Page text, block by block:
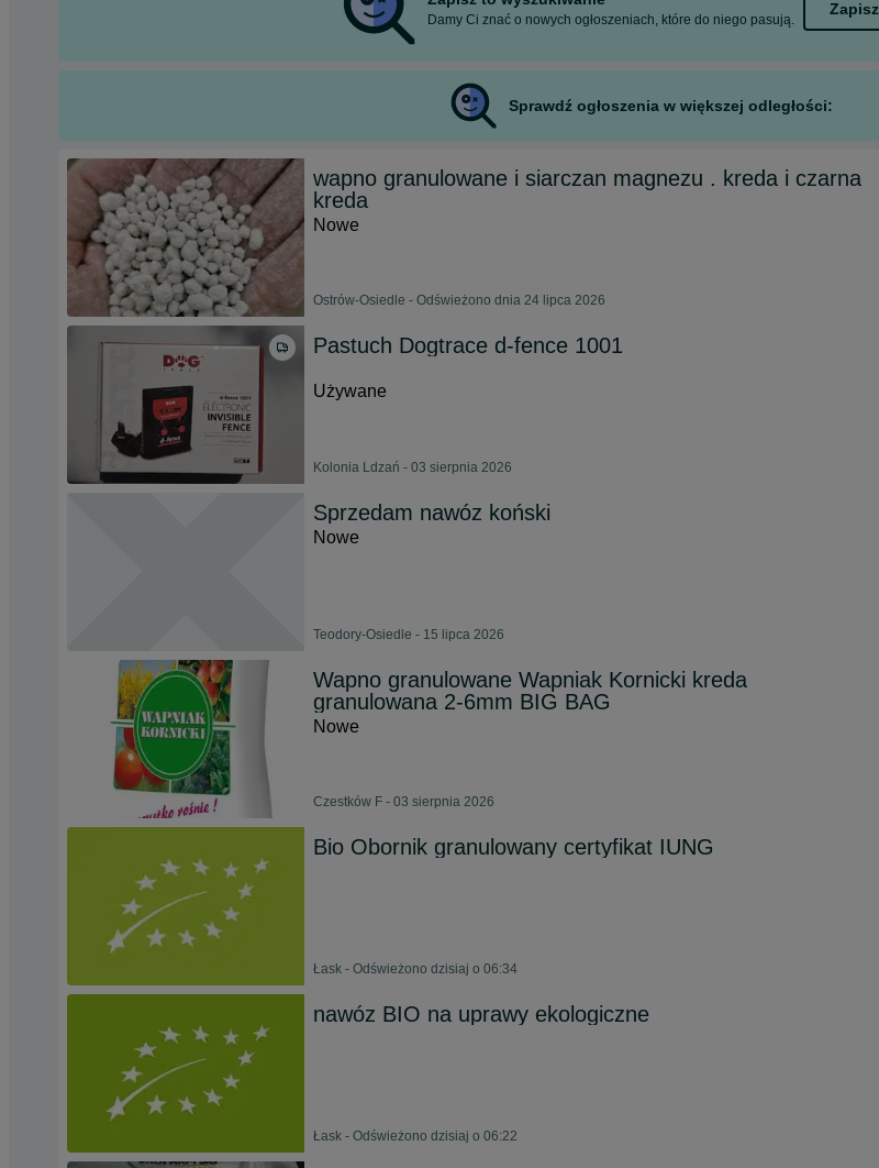
Damy Ci znać o nowych ogłoszeniach, które do niego pasują.
Zapisz
Sprawdź ogłoszenia w większej odległości:
wapno granulowane i siarczan magnezu . kreda i czarna
kreda
Nowe
Ostrów-Osiedle - Odświeżono dnia 24 lipca 2026
Pastuch Dogtrace d-fence 1001
Używane
Kolonia Ldzań - 03 sierpnia 2026
Sprzedam nawóz koński
Nowe
Teodory-Osiedle - 15 lipca 2026
Wapno granulowane Wapniak Kornicki kreda
granulowana 2-6mm BIG BAG
Nowe
Czestków F - 03 sierpnia 2026
Bio Obornik granulowany certyfikat IUNG
Łask - Odświeżono dzisiaj o 06:34
nawóz BIO na uprawy ekologiczne
Łask - Odświeżono dzisiaj o 06:22